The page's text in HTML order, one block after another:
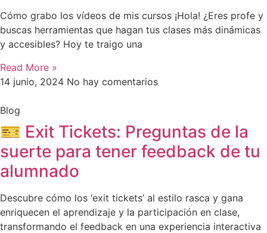
Cómo grabo los vídeos de mis cursos ¡Hola! ¿Eres profe y
buscas herramientas que hagan tus clases más dinámicas
y accesibles? Hoy te traigo una
Read More »
14 junio, 2024 No hay comentarios
Blog
🎫 Exit Tickets: Preguntas de la
suerte para tener feedback de tu
alumnado
Descubre cómo los ‘exit tickets’ al estilo rasca y gana
enriquecen el aprendizaje y la participación en clase,
transformando el feedback en una experiencia interactiva